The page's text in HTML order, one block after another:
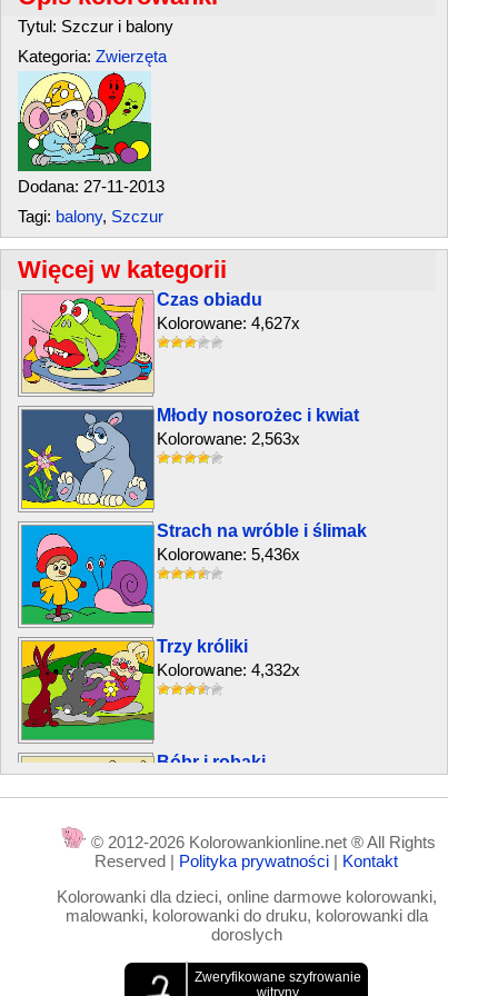
Tytul: Szczur i balony
Kategoria: Zwierzęta
Dodana: 27-11-2013
Tagi: balony, Szczur
Więcej w kategorii
Czas obiadu
Kolorowane: 4,627x
Młody nosorożec i kwiat
Kolorowane: 2,563x
Strach na wróble i ślimak
Kolorowane: 5,436x
Trzy króliki
Kolorowane: 4,332x
Bóbr i robaki
Kolorowane: 7,758x
© 2012-2026 Kolorowankionline.net ® All Rights
Reserved | Polityka prywatności | Kontakt
Kolorowanki dla dzieci, online darmowe kolorowanki,
malowanki, kolorowanki do druku, kolorowanki dla
doroslych